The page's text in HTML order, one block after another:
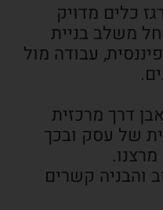
כלים מדויק
משלב בניית
עבודה מול
דרך מרכזית
של עסק ובכך
והבניה קשרים